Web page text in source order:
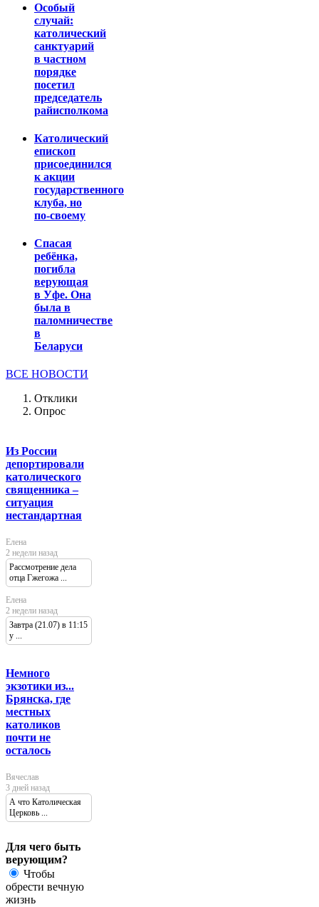
Особый
случай:
католический
санктуарий
в частном
порядке
посетил
председатель
райисполкома
Католический
епископ
присоединился
к акции
государственного
клуба, но
по-своему
Спасая
ребёнка,
погибла
верующая
в Уфе. Она
была в
паломничестве
в
Беларуси
ВСЕ НОВОСТИ
Отклики
Опрос
Из России
депортировали
католического
священника –
ситуация
нестандартная
Елена
2 недели назад
Рассмотрение дела
отца Гжегожа ...
Елена
2 недели назад
Завтра (21.07) в 11:15
у ...
Немного
экзотики из...
Брянска, где
местных
католиков
почти не
осталось
Вячеслав
3 дней назад
А что Католическая
Церковь ...
Для чего быть
верующим?
Чтобы
обрести вечную
жизнь